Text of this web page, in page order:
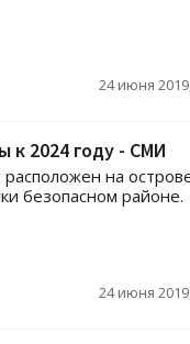
24 июня
к 2024 году - СМИ
на
безопасном районе.
24 июня